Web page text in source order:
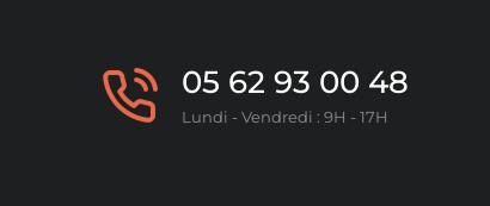
05 62 93 00 48
Lundi - Vendredi : 9H - 17H